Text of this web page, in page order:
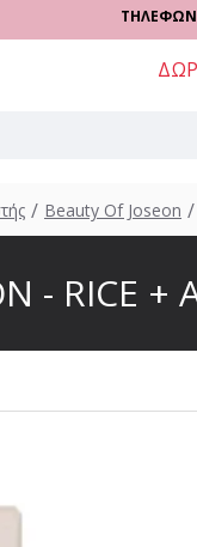
ΤΗΛΕΦΩΝΙΚΕΣ
Beauty Of Joseon
- RICE